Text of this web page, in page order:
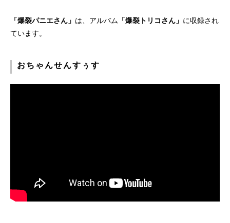
「爆裂パニエさん」 は、アルバム 「爆裂トリコさん」 に収録され
ています。
おちゃんせんすぅす